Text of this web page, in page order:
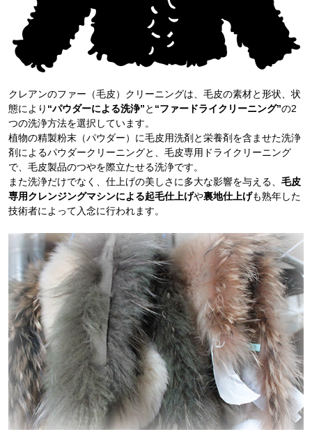
クレアンのファー（毛皮）クリーニングは、毛皮の素材と形状、状
態により “パウダーによる洗浄”と “ファードライクリーニング”の2
つの洗浄方法を選択しています。
植物の精製粉末（パウダー）に毛皮用洗剤と栄養剤を含ませた洗浄
剤によるパウダークリーニングと、毛皮専用ドライクリーニング
で、毛皮製品のつやを際立たせる洗浄です。
また洗浄だけでなく、仕上げの美しさに多大な影響を与える、 毛皮
専用クレンジングマシンによる起毛仕上げや裏地仕上げも熟年した
技術者によって入念に行われます。